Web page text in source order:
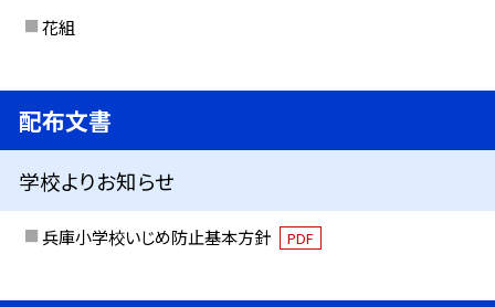
花組
配布文書
学校よりお知らせ
兵庫小学校いじめ防止基本方針 PDF